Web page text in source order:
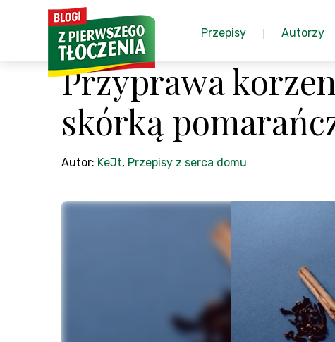
Przepisy Autorzy
Przyprawa
skórką
Autor: KeJt, Przepisy z serca domu